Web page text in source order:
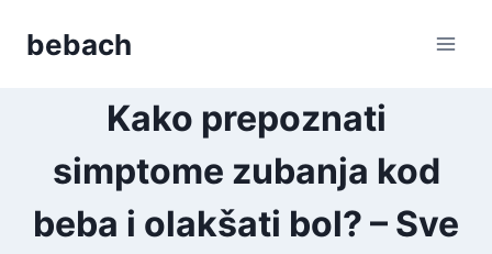
bebach
Kako prepoznati
simptome zubanja kod
beba i olakšati bol? – Sve